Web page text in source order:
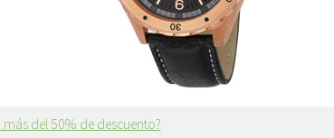
del 50% de descuento?